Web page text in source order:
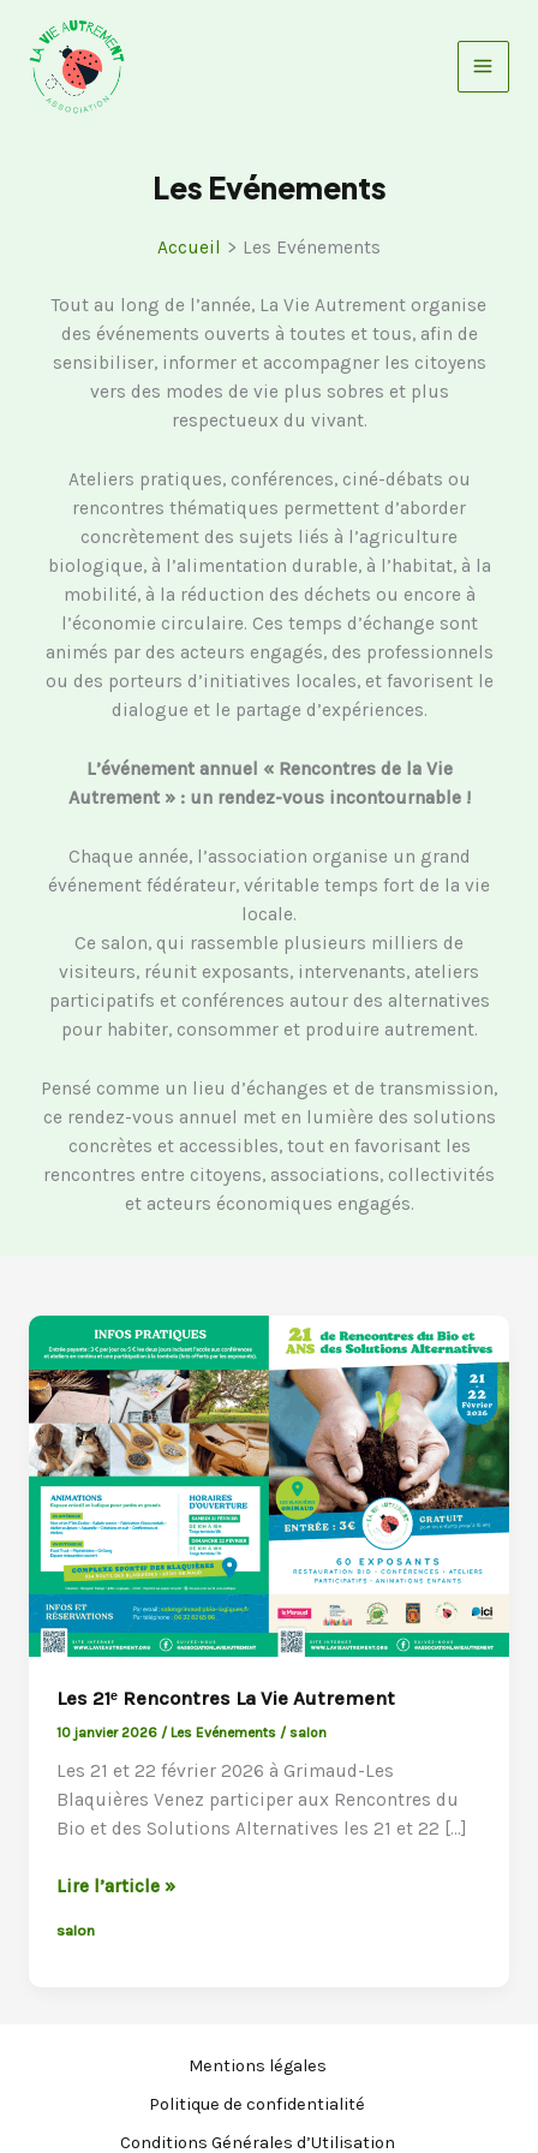
contenu
Les Evénements
Accueil Les Evénements
Tout au long de l’année, La Vie Autrement organise
des événements ouverts à toutes et tous, afin de
sensibiliser, informer et accompagner les citoyens
vers des modes de vie plus sobres et plus
respectueux du vivant.
Ateliers pratiques, conférences, ciné-débats ou
rencontres thématiques permettent d’aborder
concrètement des sujets liés à l’agriculture
biologique, à l’alimentation durable, à l’habitat, à la
mobilité, à la réduction des déchets ou encore à
l’économie circulaire. Ces temps d’échange sont
animés par des acteurs engagés, des professionnels
ou des porteurs d’initiatives locales, et favorisent le
dialogue et le partage d’expériences.
L’événement annuel « Rencontres de la Vie
Autrement » : un rendez-vous incontournable !
Chaque année, l’association organise un grand
événement fédérateur, véritable temps fort de la vie
locale.
Ce salon, qui rassemble plusieurs milliers de
visiteurs, réunit exposants, intervenants, ateliers
participatifs et conférences autour des alternatives
pour habiter, consommer et produire autrement.
Pensé comme un lieu d’échanges et de transmission,
ce rendez-vous annuel met en lumière des solutions
concrètes et accessibles, tout en favorisant les
rencontres entre citoyens, associations, collectivités
et acteurs économiques engagés.
Les 21ᵉ Rencontres La Vie Autrement
10 janvier 2026 /Les Evénements /salon
Les 21 et 22 février 2026 à Grimaud-Les
Blaquières Venez participer aux Rencontres du
Bio et des Solutions Alternatives les 21 et 22 […]
Les
Rencontres
Lire l’article »
salon
Mentions légales
Politique de confidentialité
Conditions Générales d’Utilisation